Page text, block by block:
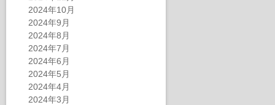
2024年10月
2024年9月
2024年8月
2024年7月
2024年6月
2024年5月
2024年4月
2024年3月